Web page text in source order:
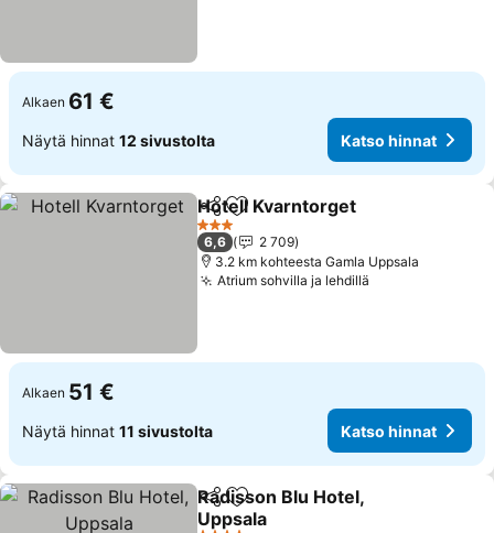
Alkaen 61 €
Näytä hinnat 12 sivustolta Katso hinnat
Jaa Lisää suosikkeihin
Hotell Kvarntorget
3 Tähtiluokitus
6,6
2 709
3.2 km kohteesta Gamla Uppsala
Atrium sohvilla ja lehdillä
Alkaen 51 €
Näytä hinnat 11 sivustolta Katso hinnat
Jaa Lisää suosikkeihin
Radisson Blu Hotel,
Uppsala